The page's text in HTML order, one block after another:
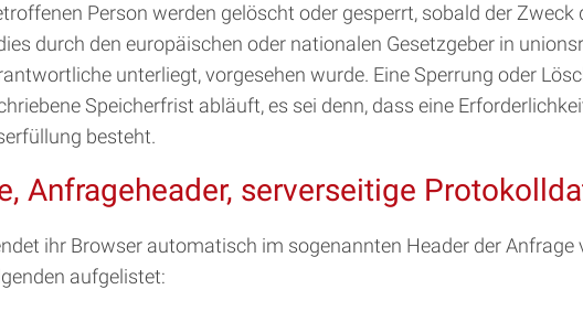
Person werden gelöscht oder gesperrt, sobald der
durch den europäischen oder nationalen Gesetzgeber in
unterliegt, vorgesehen wurde. Eine Sperrung oder
Speicherfrist abläuft, es sei denn, dass eine
besteht.
Anfrageheader, serverseitige
ihr Browser automatisch im sogenannten Header der
aufgelistet: